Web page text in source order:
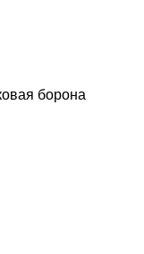
борона